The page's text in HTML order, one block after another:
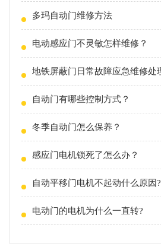
多玛自动门维修方法
电动感应门不灵敏怎样维修？
自动门有哪些控制方式？
冬季自动门怎么保养？
感应门电机锁死了怎么办？
自动平移门电机不起动什么原因?
电动门的电机为什么一直转?